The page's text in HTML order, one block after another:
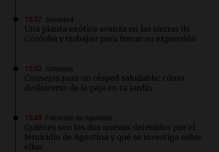
15:57 Sociedad
Una planta exótica avanza en las sierras de
Córdoba y trabajan para frenar su expansión
15:52 Consejos
Consejos para un césped saludable: cómo
deshacerse de la paja en tu jardín
15:43 Femicidio de Agostina
Quiénes son los dos nuevos detenidos por el
femicidio de Agostina y qué se investiga sobre
ellos